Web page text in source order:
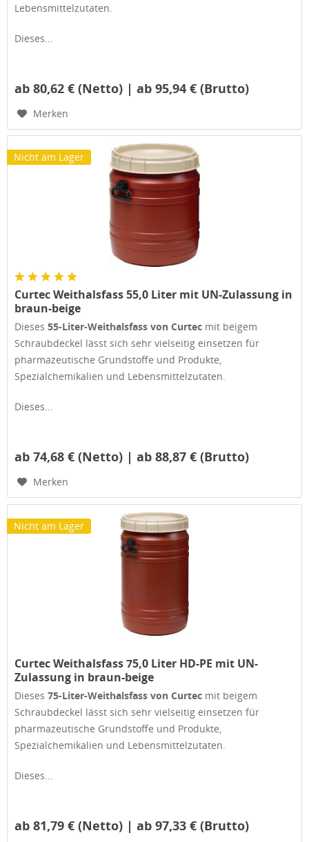
Lebensmittelzutaten.
Dieses...
ab 80,62 € (Netto) | ab 95,94 € (Brutto)
Merken
Nicht am Lager
Curtec Weithalsfass 55,0 Liter mit UN-Zulassung in
braun-beige
Dieses55-Liter-Weithalsfass von Curtec mit beigem
Schraubdeckel lässt sich sehr vielseitig einsetzen für
pharmazeutische Grundstoffe und Produkte,
Spezialchemikalien und Lebensmittelzutaten.
Dieses...
ab 74,68 € (Netto) | ab 88,87 € (Brutto)
Merken
Nicht am Lager
Curtec Weithalsfass 75,0 Liter HD-PE mit UN-
Zulassung in braun-beige
Dieses75-Liter-Weithalsfass von Curtec mit beigem
Schraubdeckel lässt sich sehr vielseitig einsetzen für
pharmazeutische Grundstoffe und Produkte,
Spezialchemikalien und Lebensmittelzutaten.
Dieses...
ab 81,79 € (Netto) | ab 97,33 € (Brutto)